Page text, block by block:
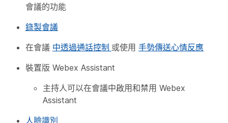
會議的功能
錄製會議
在會議 中透過通話控制 或使用 手勢傳送心情反應
裝置版 Webex Assistant
主持人可以在會議中啟用和禁用 Webex
Assistant
人臉識別